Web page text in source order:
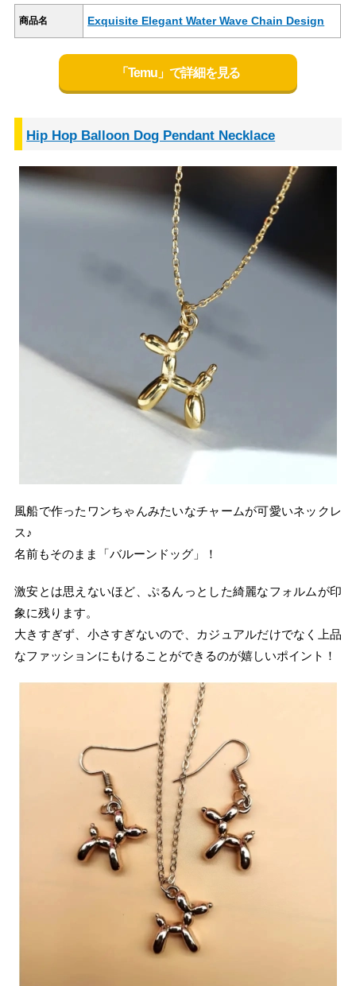
商品名 Exquisite Elegant Water Wave Chain Design
「Temu」で詳細を見る
Hip Hop Balloon Dog Pendant Necklace
風船で作ったワンちゃんみたいなチャームが可愛いネックレ
ス♪
名前もそのまま「バルーンドッグ」！
激安とは思えないほど、ぷるんっとした綺麗なフォルムが印
象に残ります。
大きすぎず、小さすぎないので、カジュアルだけでなく上品
なファッションにもけることができるのが嬉しいポイント！